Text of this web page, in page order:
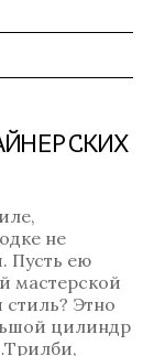
не
Пусть ею
мастерской
Этно
цилиндр